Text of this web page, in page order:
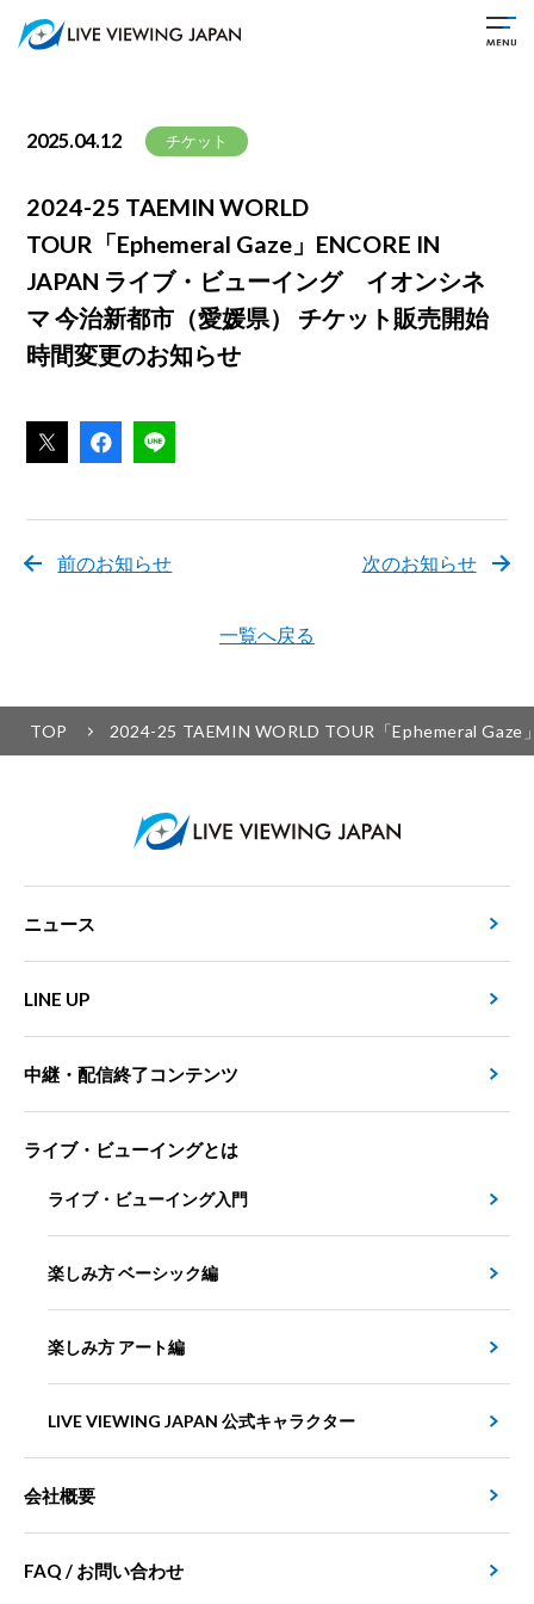
2025.04.12 チケット
2024-25 TAEMIN WORLD
TOUR「Ephemeral Gaze」ENCORE IN
JAPAN ライブ・ビューイング イオンシネ
マ 今治新都市（愛媛県） チケット販売開始
時間変更のお知らせ
前のお知らせ
一覧へ戻る
次のお知らせ
TOP 2024-25 TAEMIN WORLD TOUR「Ephemeral
ニュース
LINE UP
中継・配信終了コンテンツ
ライブ・ビューイングとは
ライブ・ビューイング入門
楽しみ方 ベーシック編
楽しみ方 アート編
LIVE VIEWING JAPAN 公式キャラクター
会社概要
FAQ / お問い合わせ